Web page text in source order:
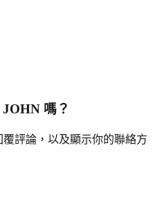
嗎？
評論，以及顯示你的聯絡方